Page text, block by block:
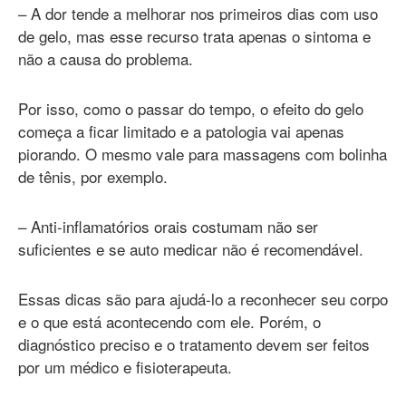
– A dor tende a melhorar nos primeiros dias com uso
de gelo, mas esse recurso trata apenas o sintoma e
não a causa do problema.
Por isso, como o passar do tempo, o efeito do gelo
começa a ficar limitado e a patologia vai apenas
piorando. O mesmo vale para massagens com bolinha
de tênis, por exemplo.
– Anti-inflamatórios orais costumam não ser
suficientes e se auto medicar não é recomendável.
Essas dicas são para ajudá-lo a reconhecer seu corpo
e o que está acontecendo com ele. Porém, o
diagnóstico preciso e o tratamento devem ser feitos
por um médico e fisioterapeuta.